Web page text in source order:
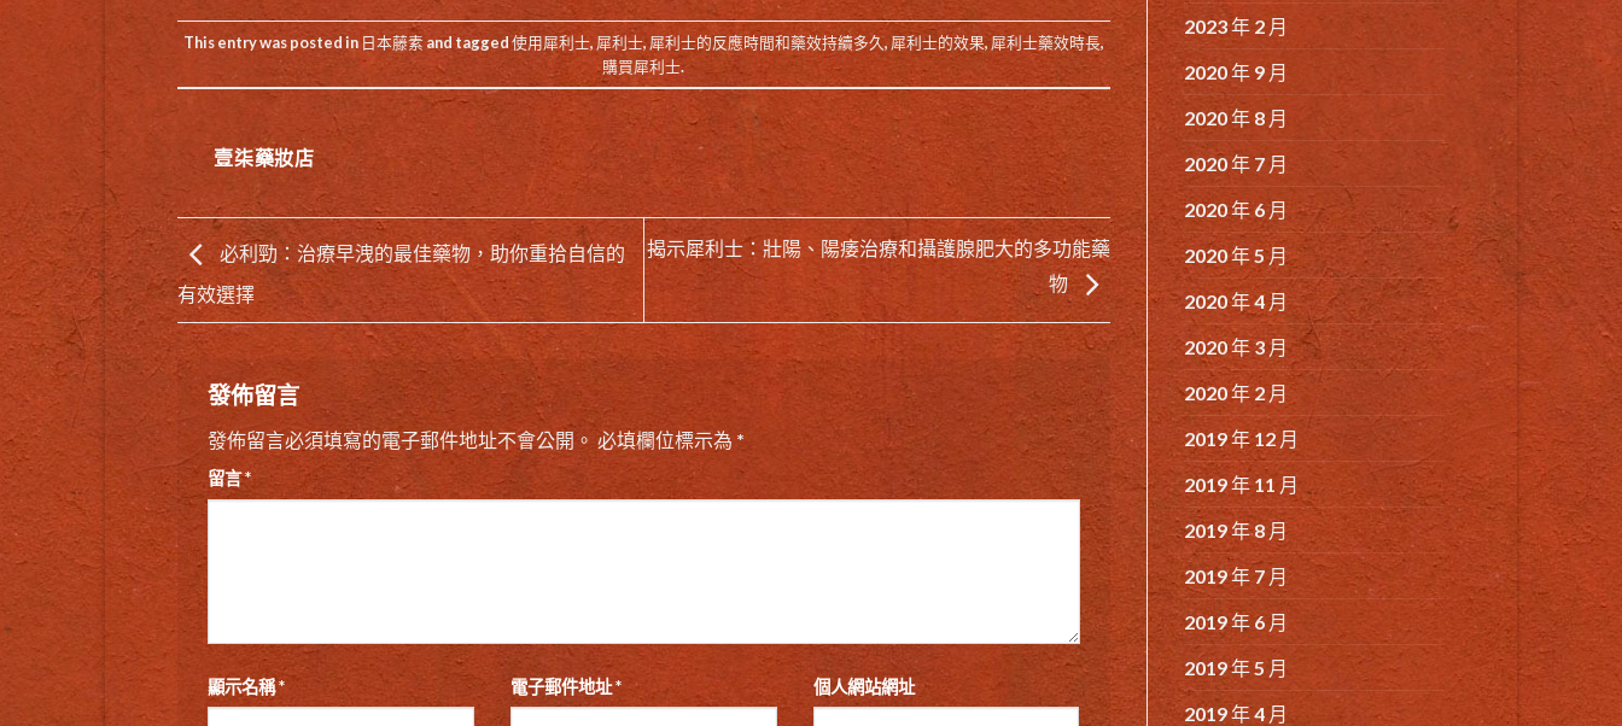
This entry was posted in 日本藤素and tagged使用犀利士, 犀利士, 犀利士的反應時間和藥效持續多久, 犀利士的效果, 犀利士藥效時長,
購買犀利士.
壹柒藥妝店
必利勁：治療早洩的最佳藥物，助你重拾自信的
有效選擇
揭示犀利士：壯陽、陽痿治療和攝護腺肥大的多功能藥
物
發佈留言
發佈留言必須填寫的電子郵件地址不會公開。 必填欄位標示為 *
留言*
顯示名稱* 電子郵件地址* 個人網站網址
2023 年 2 月
2020 年 9 月
2020 年 8 月
2020 年 7 月
2020 年 6 月
2020 年 5 月
2020 年 4 月
2020 年 3 月
2020 年 2 月
2019 年 12 月
2019 年 11 月
2019 年 8 月
2019 年 7 月
2019 年 6 月
2019 年 5 月
2019 年 4 月